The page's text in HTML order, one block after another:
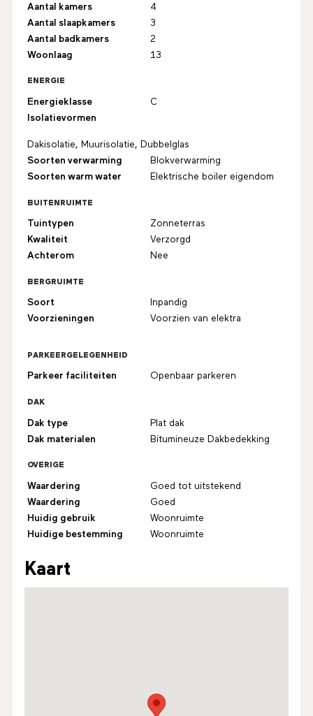
Aantal kamers
4
Aantal slaapkamers
3
Aantal badkamers
2
Woonlaag
13
ENERGIE
Energieklasse
C
Isolatievormen
Dakisolatie, Muurisolatie, Dubbelglas
Soorten verwarming
Blokverwarming
Soorten warm water
Elektrische boiler eigendom
BUITENRUIMTE
Tuintypen
Zonneterras
Kwaliteit
Verzorgd
Achterom
Nee
BERGRUIMTE
Soort
Inpandig
Voorzieningen
Voorzien van elektra
PARKEERGELEGENHEID
Parkeer faciliteiten Openbaar parkeren
DAK
Dak type
Plat dak
Dak materialen
Bitumineuze Dakbedekking
OVERIGE
Waardering
Goed tot uitstekend
Waardering
Goed
Huidig gebruik
Woonruimte
Huidige bestemming
Woonruimte
Kaart